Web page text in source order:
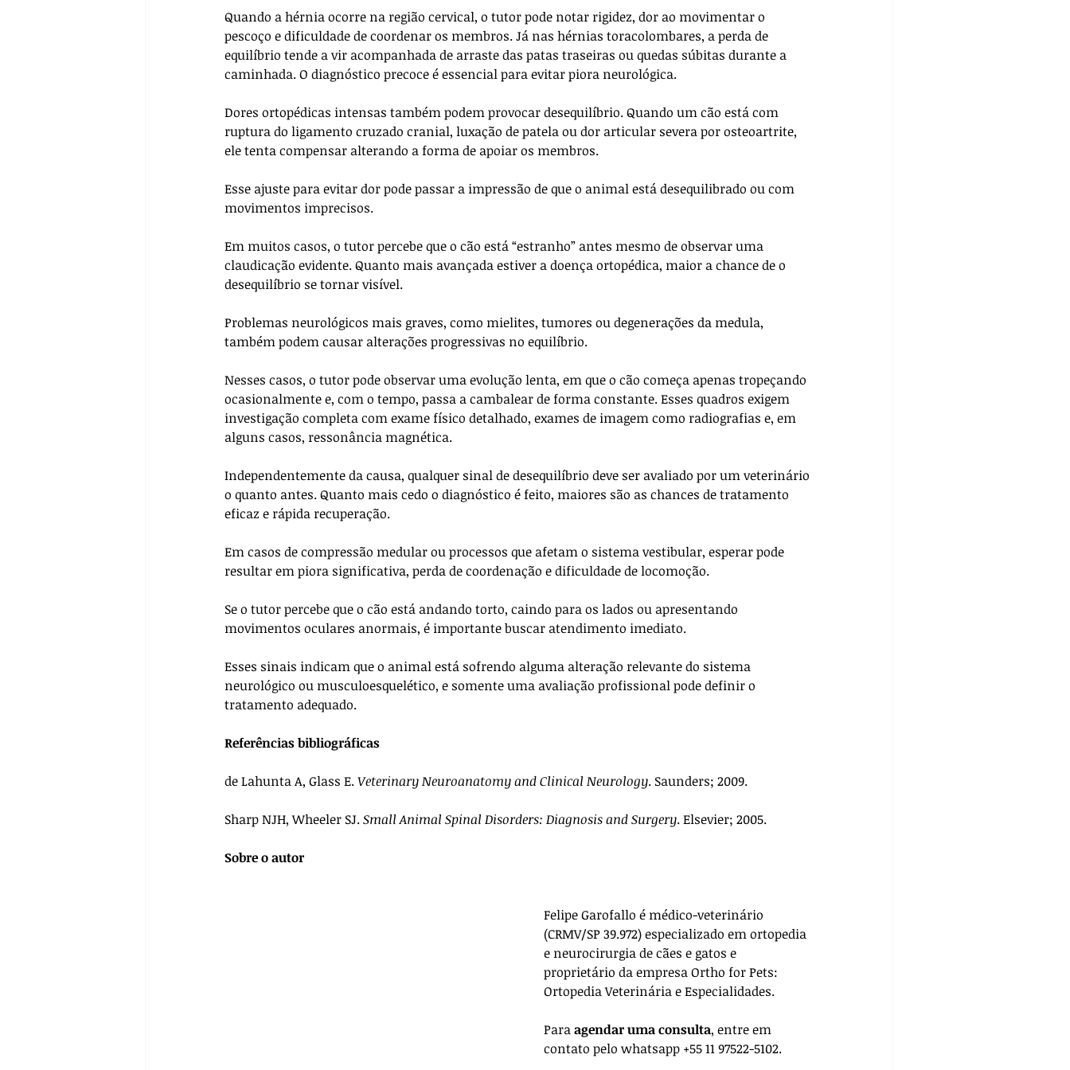
Quando a hérnia ocorre na região cervical, o tutor pode notar rigidez, dor ao movimentar o
pescoço e dificuldade de coordenar os membros. Já nas hérnias toracolombares, a perda de
equilíbrio tende a vir acompanhada de arraste das patas traseiras ou quedas súbitas durante a
caminhada. O diagnóstico precoce é essencial para evitar piora neurológica.
Dores ortopédicas intensas também podem provocar desequilíbrio. Quando um cão está com
ruptura do ligamento cruzado cranial, luxação de patela ou dor articular severa por osteoartrite,
ele tenta compensar alterando a forma de apoiar os membros.
Esse ajuste para evitar dor pode passar a impressão de que o animal está desequilibrado ou com
movimentos imprecisos.
Em muitos casos, o tutor percebe que o cão está “estranho” antes mesmo de observar uma
claudicação evidente. Quanto mais avançada estiver a doença ortopédica, maior a chance de o
desequilíbrio se tornar visível.
Problemas neurológicos mais graves, como mielites, tumores ou degenerações da medula,
também podem causar alterações progressivas no equilíbrio.
Nesses casos, o tutor pode observar uma evolução lenta, em que o cão começa apenas tropeçando
ocasionalmente e, com o tempo, passa a cambalear de forma constante. Esses quadros exigem
investigação completa com exame físico detalhado, exames de imagem como radiografias e, em
alguns casos, ressonância magnética.
Independentemente da causa, qualquer sinal de desequilíbrio deve ser avaliado por um veterinário
o quanto antes. Quanto mais cedo o diagnóstico é feito, maiores são as chances de tratamento
eficaz e rápida recuperação.
Em casos de compressão medular ou processos que afetam o sistema vestibular, esperar pode
resultar em piora significativa, perda de coordenação e dificuldade de locomoção.
Se o tutor percebe que o cão está andando torto, caindo para os lados ou apresentando
movimentos oculares anormais, é importante buscar atendimento imediato.
Esses sinais indicam que o animal está sofrendo alguma alteração relevante do sistema
neurológico ou musculoesquelético, e somente uma avaliação profissional pode definir o
tratamento adequado.
Referências bibliográficas
de Lahunta A, Glass E. Veterinary Neuroanatomy and Clinical Neurology. Saunders; 2009.
Sharp NJH, Wheeler SJ. Small Animal Spinal Disorders: Diagnosis and Surgery. Elsevier; 2005.
Sobre o autor
Felipe Garofallo é médico-veterinário
(CRMV/SP 39.972) especializado em ortopedia
e neurocirurgia de cães e gatos e
proprietário da empresa Ortho for Pets:
Ortopedia Veterinária e Especialidades.
Para agendar uma consulta, entre em
contato pelo whatsapp +55 11 97522-5102.